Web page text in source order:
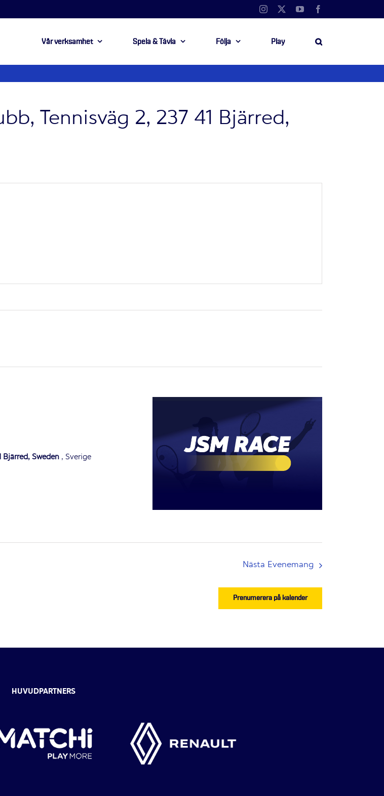
Instagram YouTube
Vår verksamhet Spela & Tävla Följa Play
Tennisväg 2, 237 41 Bjärred,
Bjärred, Sweden , Sverige
Nästa Evenemang
Prenumerera på kalender
HUVUDPARTNERS